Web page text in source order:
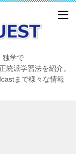
独学で
派学習法を紹介。
まで様々な情報